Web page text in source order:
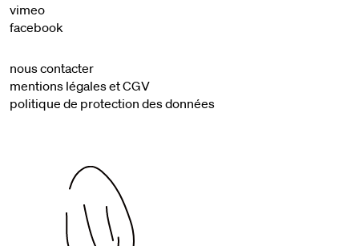
vimeo
facebook
nous contacter
mentions légales et CGV
politique de protection des données